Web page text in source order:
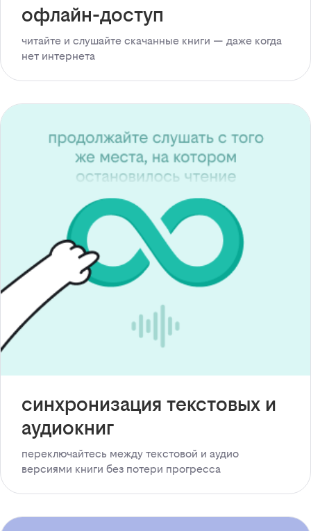
офлайн-доступ
читайте и слушайте скачанные книги — даже когда
нет интернета
синхронизация текстовых и
аудиокниг
переключайтесь между текстовой и аудио
версиями книги без потери прогресса